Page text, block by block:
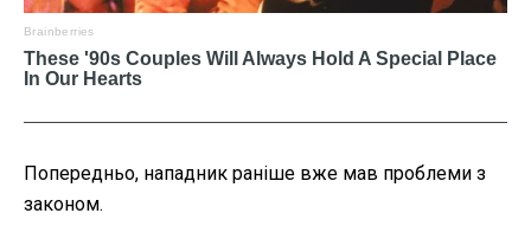
Попередньо, нападник раніше вже мав проблеми з
законом.